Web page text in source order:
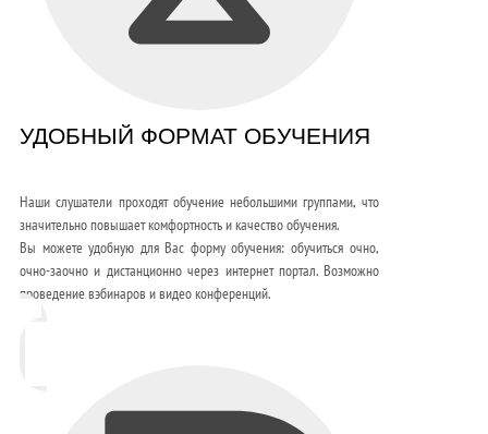
УДОБНЫЙ ФОРМАТ ОБУЧЕНИЯ
Наши слушатели проходят обучение небольшими группами, что
значительно повышает комфортность и качество обучения.
Вы можете удобную для Вас форму обучения: обучиться очно,
очно-заочно и дистанционно через интернет портал. Возможно
проведение вэбинаров и видео конференций.